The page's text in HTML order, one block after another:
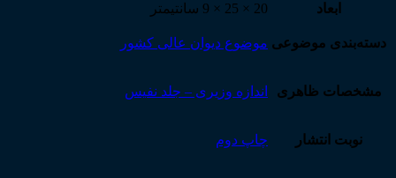
ابعاد
20 × 25 × 9 سانتیمتر
دسته‌بندی موضوعی موضوع دیوان عالی کشور
مشخصات ظاهری اندازه وزیری – جلد نفیس
نوبت انتشار چاپ دوم